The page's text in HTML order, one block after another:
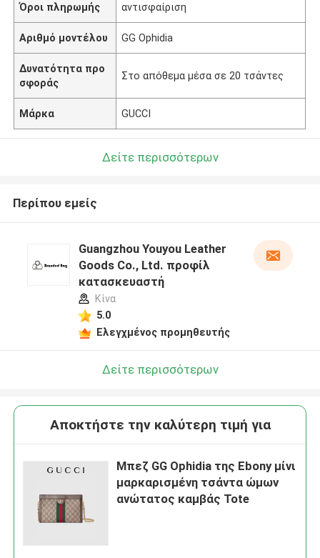
Όροι πληρωμής αντισφαίριση
Αριθμό μοντέλου GG Ophidia
Δυνατότητα προ
σφοράς
Στο απόθεμα μέσα σε 20 τσάντες
Μάρκα GUCCI
Δείτε περισσότερων
Περίπου εμείς
Guangzhou Youyou Leather
Goods Co., Ltd. προφίλ
κατασκευαστή
Κίνα
5.0
Ελεγχμένος προμηθευτής
Δείτε περισσότερων
Αποκτήστε την καλύτερη τιμή για
Μπεζ GG Ophidia της Ebony μίνι
μαρκαρισμένη τσάντα ώμων
ανώτατος καμβάς Tote